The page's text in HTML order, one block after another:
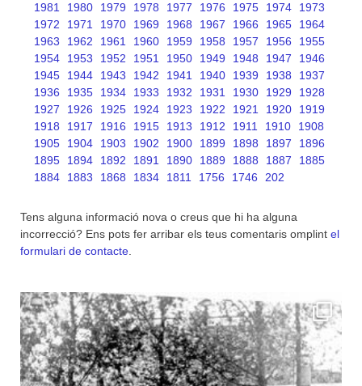
1981
1980 1979 1978 1977 1976 1975 1974
1973
1972
1971 1970 1969 1968 1967 1966 1965
1964
1963
1962 1961 1960 1959 1958 1957 1956
1955
1954
1953 1952 1951 1950 1949 1948 1947
1946
1945
1944 1943 1942 1941 1940 1939 1938
1937
1936
1935 1934 1933 1932 1931 1930 1929
1928
1927
1926 1925 1924 1923 1922 1921 1920
1919
1918
1917 1916 1915 1913 1912 1911 1910
1908
1905
1904 1903 1902 1900 1899 1898 1897
1896
1895
1894 1892 1891 1890 1889 1888 1887
1885
1884
1883 1868 1834 1811 1756 1746 202
Tens alguna informació nova o creus que hi ha alguna
incorrecció? Ens pots fer arribar els teus comentaris omplint el
formulari de contacte